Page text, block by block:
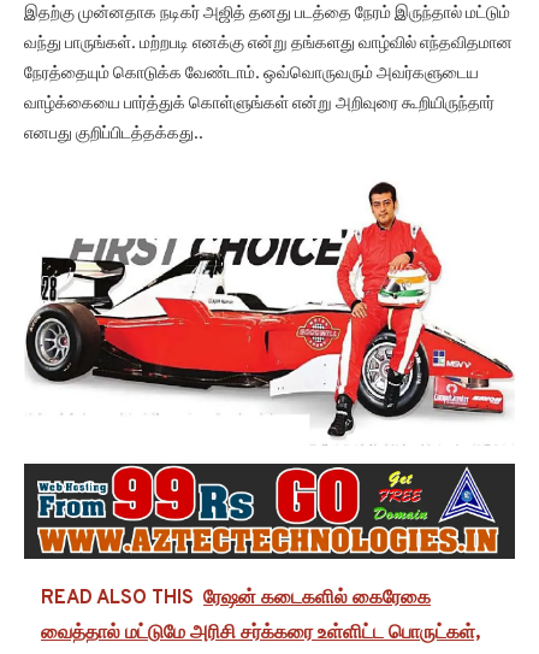
இதற்கு முன்னதாக நடிகர் அஜித் தனது படத்தை நேரம் இருந்தால் மட்டும்
வந்து பாருங்கள். மற்றபடி எனக்கு என்று தங்களது வாழ்வில் எந்தவிதமான
நேரத்தையும் கொடுக்க வேண்டாம். ஒவ்வொருவரும் அவர்களுடைய
வாழ்க்கையை பார்த்துக் கொள்ளுங்கள் என்று அறிவுரை கூறியிருந்தார்
எனபது குறிப்பிடத்தக்கது..
READ ALSO THIS ரேஷன் கடைகளில் கைரேகை
வைத்தால் மட்டுமே அரிசி சர்க்கரை உள்ளிட்ட பொருட்கள்,